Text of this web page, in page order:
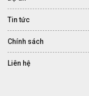
Tin tức
Chính sách
Liên hệ